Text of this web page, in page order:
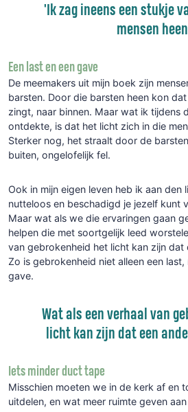
'Ik zag ineens een stukje
mensen
Een last en een gave
De meemakers uit mijn boek zijn
barsten. Door die barsten heen kon
zingt, naar binnen. Maar wat ik tijdens
ontdekte, is dat het licht zich in die
Sterker nog, het straalt door de
buiten, ongelofelijk fel.
Ook in mijn eigen leven heb ik aan den
nutteloos en beschadigd je jezelf kunt
Maar wat als we die ervaringen gaan
helpen die met soortgelijk leed
van gebrokenheid het licht kan zijn dat
Zo is gebrokenheid niet alleen een
gave.
Wat als een verhaal van
licht kan zijn dat een
Iets minder duct tape
Misschien moeten we in de kerk af en
uitdelen, en wat meer ruimte geven